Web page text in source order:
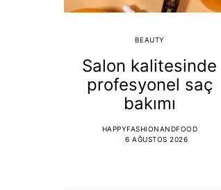
BEAUTY
Salon kalitesinde
profesyonel saç
bakımı
HAPPYFASHIONANDFOOD
6 AĞUSTOS 2026